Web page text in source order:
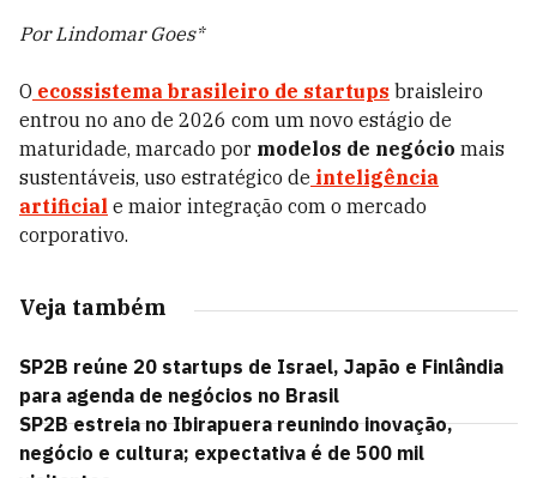
Por Lindomar Goes*
O ecossistema brasileiro de startups braisleiro
entrou no ano de 2026 com um novo estágio de
maturidade, marcado por modelos de negócio mais
sustentáveis, uso estratégico de inteligência
artificial e maior integração com o mercado
corporativo.
Veja também
SP2B reúne 20 startups de Israel, Japão e Finlândia
para agenda de negócios no Brasil
SP2B estreia no Ibirapuera reunindo inovação,
negócio e cultura; expectativa é de 500 mil